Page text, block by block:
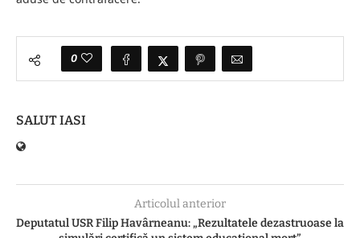
0
SALUT IASI
Articolul anterior
Deputatul USR Filip Havârneanu: „Rezultatele dezastruoase la